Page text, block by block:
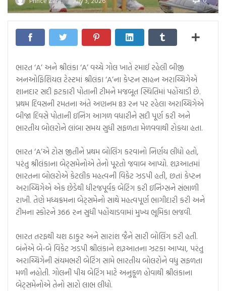
ભારત ‘A’ અને શ્રીલંકા ‘A’ વચ્ચે ગોલ ખાતે રમાઈ રહેલી બીજી
અનઓફિશિયલ ટેસ્ટમાં શ્રીલંકા ‘A’ના કેપ્ટન સાહન અરાચ્ચિગેએ
શાનદાર સદી ફટકારી પોતાની ટીમને મજબૂત સ્થિતિમાં પહોંચાડી છે.
પ્રથમ દિવસની રમતના અંતે અણનમ 83 રન પર રહેલા અરાચ્ચિગેએ
બીજા દિવસે પોતાની ઇનિંગ આગળ વધારીને સદી પૂર્ણ કરી અને
ભારતીય બોલરોને લાંબા સમય સુધી સફળતા મેળવવાથી રોક્યા હતા.
ભારત ‘A’એ ટોસ જીતીને પ્રથમ બોલિંગ કરવાનો નિર્ણય લીધો હતો,
પરંતુ શ્રીલંકાના બેટ્સમેનોએ તેનો પૂરતો જવાબ આપ્યો. શરૂઆતમાં
ભારતના બોલરોએ કેટલીક મહત્વની વિકેટ ઝડપી હતી, છતાં કેપ્ટન
અરાચ્ચિગેએ એક છેડેથી ધીરજપૂર્વક બેટિંગ કરી ઇનિંગ્સને સંભાળી
રાખી. તેણે મધ્યક્રમના બેટ્સમેનો સાથે મહત્વપૂર્ણ ભાગીદારી કરી અને
ટીમના સ્કોરને 366 રન સુધી પહોંચાડવામાં મુખ્ય ભૂમિકા ભજવી.
ભારત તરફથી યશ ઠાકુર અને સારાંશ જૈને સારી બોલિંગ કરી હતી.
બંનેએ બે-બે વિકેટ ઝડપી શ્રીલંકાને શરૂઆતના ઝટકા આપ્યા, પરંતુ
અરાચ્ચિગેની સંયમભરી બેટિંગ સામે ભારતીય બોલરોને વધુ સફળતા
મળી નહોતી. ગોલની પીચ બેટિંગ માટે અનુકૂળ હોવાથી શ્રીલંકાના
બેટ્સમેનોએ તેનો સારો લાભ લીધો.